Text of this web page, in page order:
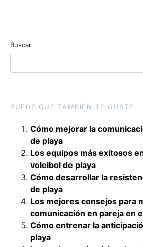
Buscar
PUEDE QUE TAMBIÉN TE GUSTE
Cómo mejorar la
de playa
Los equipos más exitosos
voleibol de playa
Cómo desarrollar la
de playa
Los mejores consejos para
comunicación en pareja en
Cómo entrenar la
playa